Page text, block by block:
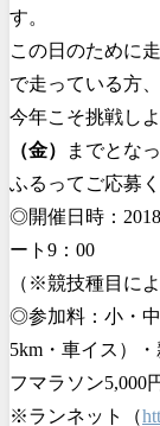
す。
この日のために
で走っている方、
今年こそ挑戦し
（金）
までとな
ふるってご応募く
◎開催日時：
ート9：00
（※競技種目に
◎参加料：小・中
5km・車イス）
フマラソン5,000
※ランネット（